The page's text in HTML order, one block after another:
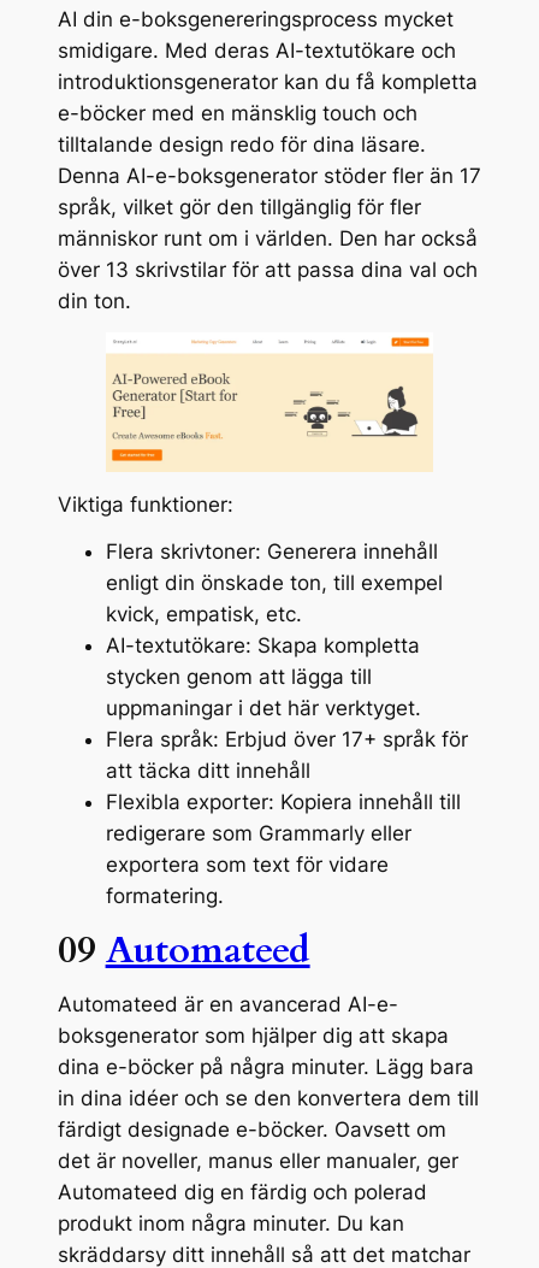
AI din e-boksgenereringsprocess mycket
smidigare. Med deras AI-textutökare och
introduktionsgenerator kan du få kompletta
e-böcker med en mänsklig touch och
tilltalande design redo för dina läsare.
Denna AI-e-boksgenerator stöder fler än 17
språk, vilket gör den tillgänglig för fler
människor runt om i världen. Den har också
över 13 skrivstilar för att passa dina val och
din ton.
Viktiga funktioner:
Flera skrivtoner: Generera innehåll
enligt din önskade ton, till exempel
kvick, empatisk, etc.
AI-textutökare: Skapa kompletta
stycken genom att lägga till
uppmaningar i det här verktyget.
Flera språk: Erbjud över 17+ språk för
att täcka ditt innehåll
Flexibla exporter: Kopiera innehåll till
redigerare som Grammarly eller
exportera som text för vidare
formatering.
09 Automateed
Automateed är en avancerad AI-e-
boksgenerator som hjälper dig att skapa
dina e-böcker på några minuter. Lägg bara
in dina idéer och se den konvertera dem till
färdigt designade e-böcker. Oavsett om
det är noveller, manus eller manualer, ger
Automateed dig en färdig och polerad
produkt inom några minuter. Du kan
skräddarsy ditt innehåll så att det matchar